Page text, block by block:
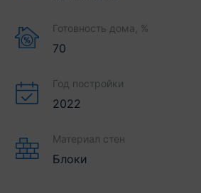
Готовность дома, %
70
Год постройки
2022
Материал стен
Блоки